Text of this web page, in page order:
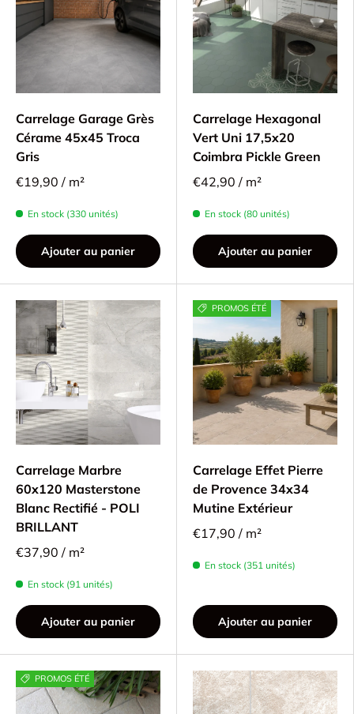
Carrelage Garage Grès
Cérame 45x45 Troca
Gris
€19,90 / m²
En stock (330 unités)
Ajouter au panier
Carrelage Hexagonal
Vert Uni 17,5x20
Coimbra Pickle Green
€42,90 / m²
En stock (80 unités)
Ajouter au panier
Carrelage Marbre
60x120 Masterstone
Blanc Rectifié - POLI
BRILLANT
€37,90 / m²
En stock (91 unités)
Ajouter au panier
PROMOS ÉTÉ
Carrelage Effet Pierre
de Provence 34x34
Mutine Extérieur
€17,90 / m²
En stock (351 unités)
Ajouter au panier
PROMOS ÉTÉ